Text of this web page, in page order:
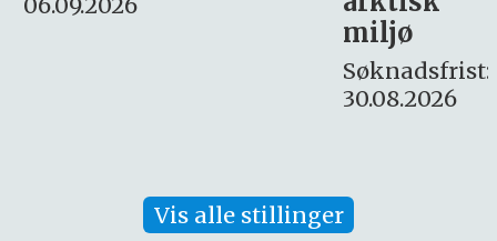
Søknadsfrist:
16. august.
Vis alle stillinger